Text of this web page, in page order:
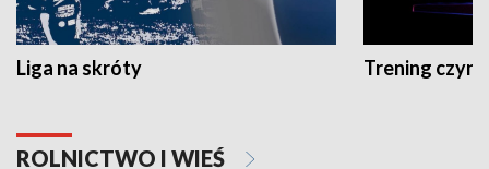
Liga na skróty Trening czyni
ROLNICTWO I WIEŚ